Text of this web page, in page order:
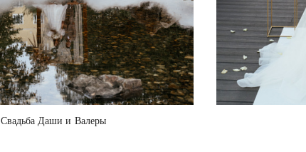
Свадьба Даши и Валеры